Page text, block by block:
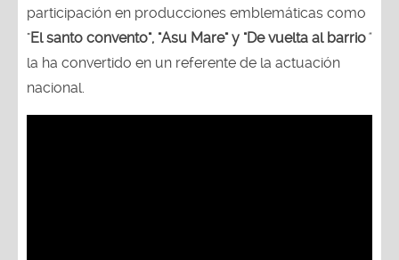
participación en producciones emblemáticas como
"El santo convento", "Asu Mare" y "De vuelta al barrio"
la ha convertido en un referente de la actuación
nacional.